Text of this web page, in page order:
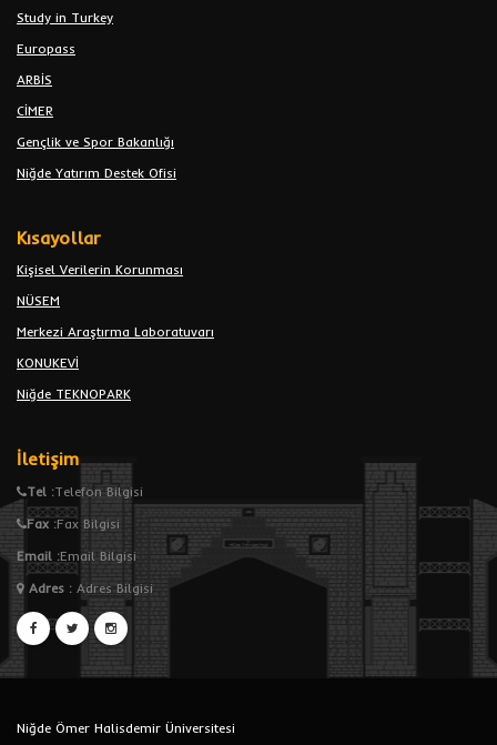
Study in Turkey
Europass
ARBİS
CİMER
Gençlik ve Spor Bakanlığı
Niğde Yatırım Destek Ofisi
Kısayollar
Kişisel Verilerin Korunması
NÜSEM
Merkezi Araştırma Laboratuvarı
KONUKEVİ
Niğde TEKNOPARK
İletişim
Tel :Telefon Bilgisi
Fax :Fax Bilgisi
Email :Email Bilgisi
Adres : Adres Bilgisi
Niğde Ömer Halisdemir Üniversitesi